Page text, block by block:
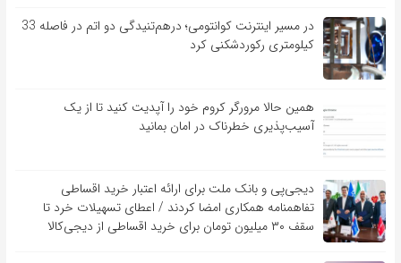
در مسیر اینترنت کوانتومی؛ درهم‌تنیدگی دو اتم در فاصله 33
کیلومتری رکوردشکنی کرد
همین حالا مرورگر کروم خود را آپدیت کنید تا از یک
آسیب‌‌‌‌پذیری خطرناک در امان بمانید
دیجی‌پی و بانک ملت برای ارائه اعتبار خرید اقساطی
تفاهم‎نامه همکاری امضا کردند / اعطای تسهیلات خرد تا
سقف ۳۰ میلیون تومان برای خرید اقساطی از دیجی‌کالا